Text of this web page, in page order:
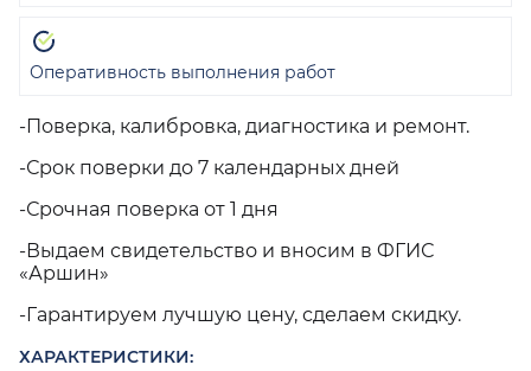
-Поверка, калибровка, диагностика и ремонт.
-Срок поверки до 7 календарных дней
-Срочная поверка от 1 дня
-Выдаем свидетельство и вносим в ФГИС
«Аршин»
-Гарантируем лучшую цену, сделаем скидку.
ХАРАКТЕРИСТИКИ:
Оперативность выполнения работ